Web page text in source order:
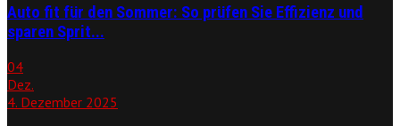
Auto fit für den Sommer: So prüfen Sie Effizienz und
sparen Sprit...
04
Dez.
4. Dezember 2025